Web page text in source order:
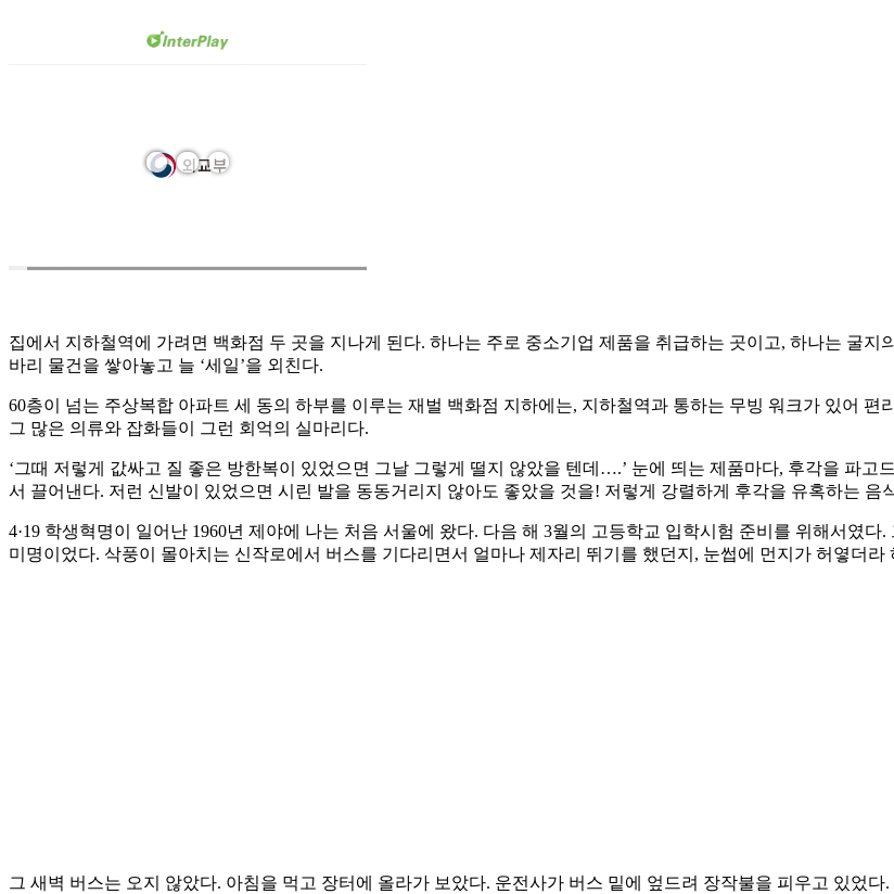
집에서 지하철역에 가려면 백화점 두 곳을 지나게 된다. 하나는 주로 중소기업 제품을 취급하는 곳이고, 하나는 굴
바리 물건을 쌓아놓고 늘 ‘세일’을 외친다.
60층이 넘는 주상복합 아파트 세 동의 하부를 이루는 재벌 백화점 지하에는, 지하철역과 통하는 무빙 워크가 있어
그 많은 의류와 잡화들이 그런 회억의 실마리다.
‘그때 저렇게 값싸고 질 좋은 방한복이 있었으면 그날 그렇게 떨지 않았을 텐데….’ 눈에 띄는 제품마다, 후각을 파고
서 끌어낸다. 저런 신발이 있었으면 시린 발을 동동거리지 않아도 좋았을 것을! 저렇게 강렬하게 후각을 유혹하는 음
4·19 학생혁명이 일어난 1960년 제야에 나는 처음 서울에 왔다. 다음 해 3월의 고등학교 입학시험 준비를 위해서였
미명이었다. 삭풍이 몰아치는 신작로에서 버스를 기다리면서 얼마나 제자리 뛰기를 했던지, 눈썹에 먼지가 허옇더라
그 새벽 버스는 오지 않았다. 아침을 먹고 장터에 올라가 보았다. 운전사가 버스 밑에 엎드려 장작불을 피우고 있었